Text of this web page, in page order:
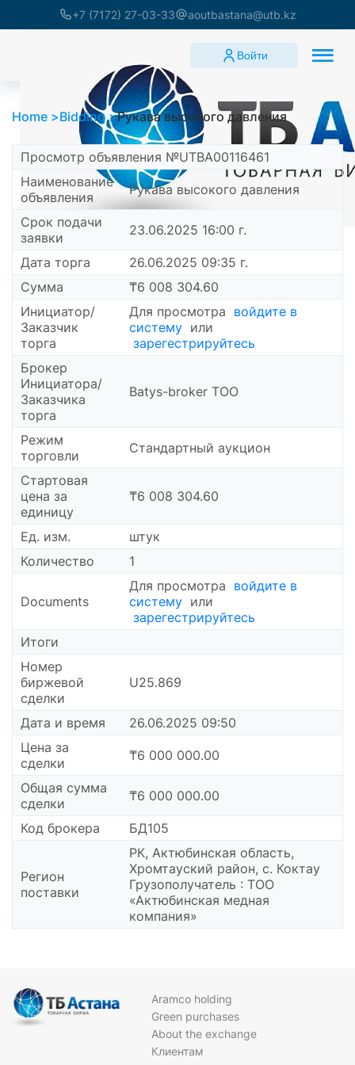
+7 (7172) 27-03-33 aoutbastana@utb.kz
Войти
Home Bidding Рукава высокого давления
Просмотр объявления №UTBA00116461
Наименование
объявления
Рукава высокого давления
Срок подачи
заявки
23.06.2025 16:00 г.
Дата торга
26.06.2025 09:35 г.
Сумма
₸6 008 304.60
Инициатор/
Заказчик
торга
Для просмотра войдите в
систему или
зарегестрируйтесь
Брокер
Инициатора/
Заказчика
торга
Batys-broker ТОО
Режим
торговли
Стандартный аукцион
Cтартовая
цена за
единицу
₸6 008 304.60
Ед. изм.
штук
Количество
1
Documents
Для просмотра войдите в
систему или
зарегестрируйтесь
Итоги
Номер
биржевой
сделки
U25.869
Дата и время
26.06.2025 09:50
Цена за
сделки
₸6 000 000.00
Общая сумма
сделки
₸6 000 000.00
Код брокера БД105
Регион
поставки
РК, Актюбинская область,
Хромтауский район, с. Коктау
Грузополучатель : ТОО
«Актюбинская медная
компания»
Aramco holding
Green purchases
About the exchange
Клиентам